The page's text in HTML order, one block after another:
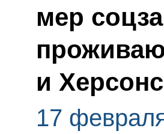
мер
и
17